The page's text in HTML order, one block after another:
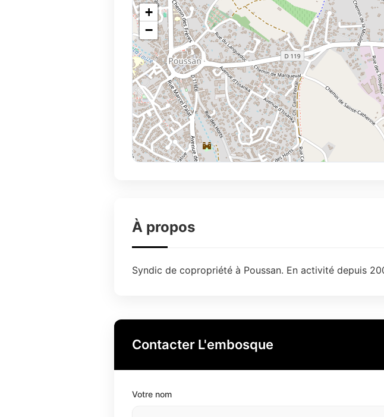
+
−
À propos
Syndic de copropriété à Poussan. En activité depuis
Contacter L'embosque
Votre nom